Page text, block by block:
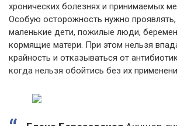
хронических болезнях и принимаемых
Особую осторожность нужно
маленькие дети, пожилые люди,
кормящие матери. При этом нельзя
крайность и отказываться от
когда нельзя обойтись без их